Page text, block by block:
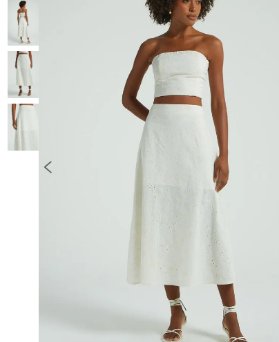
VESTIDOS
CALÇA JEANS
COLETE